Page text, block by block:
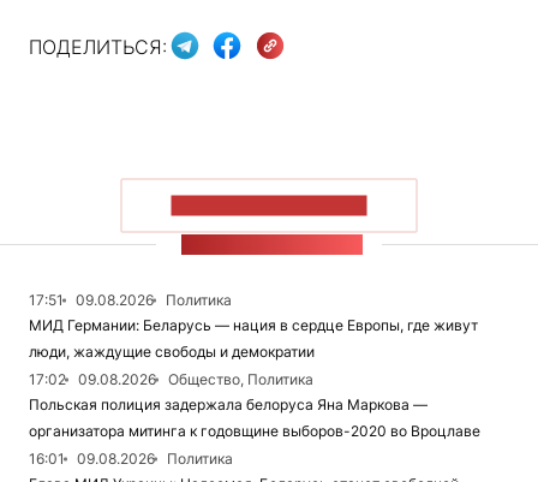
ПОДЕЛИТЬСЯ:
17:51 09.08.2026
Политика
МИД Германии: Беларусь — нация в сердце Европы, где живут
люди, жаждущие свободы и демократии
17:02
09.08.2026
Общество, Политика
Польская полиция задержала белоруса Яна Маркова —
организатора митинга к годовщине выборов-2020 во Вроцлаве
16:01
09.08.2026
Политика